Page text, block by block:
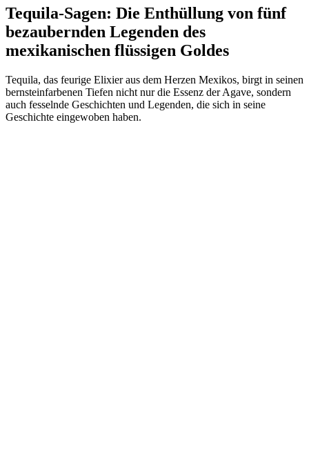
Tequila-Sagen: Die Enthüllung von fünf
bezaubernden Legenden des
mexikanischen flüssigen Goldes
Tequila, das feurige Elixier aus dem Herzen Mexikos, birgt in seinen
bernsteinfarbenen Tiefen nicht nur die Essenz der Agave, sondern
auch fesselnde Geschichten und Legenden, die sich in seine
Geschichte eingewoben haben.